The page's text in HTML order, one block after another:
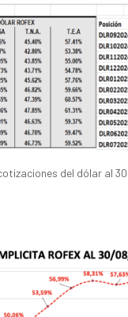
del dólar al